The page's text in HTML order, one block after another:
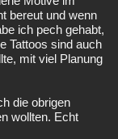
bereut und wenn
ich pech gehabt,
Tattoos sind auch
mit viel Planung
die obrigen
wollten. Echt